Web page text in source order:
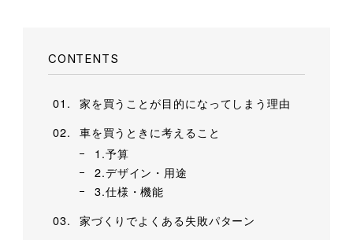
CONTENTS
家を買うことが目的になってしまう理由
車を買うときに考えること
1.予算
2.デザイン・用途
3.仕様・機能
家づくりでよくある失敗パターン